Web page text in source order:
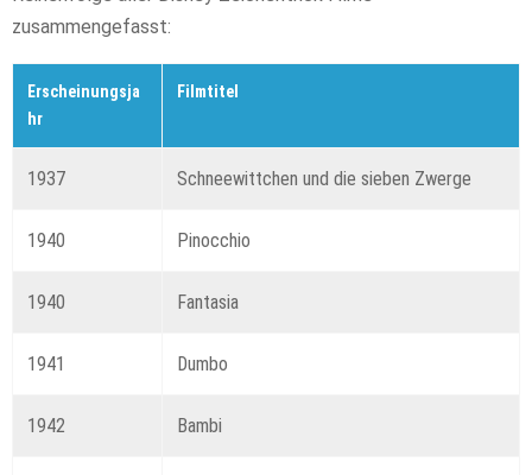
zusammengefasst:
Erscheinungsja
hr
Filmtitel
1937 Schneewittchen und die sieben Zwerge
1940 Pinocchio
1940 Fantasia
1941 Dumbo
1942 Bambi